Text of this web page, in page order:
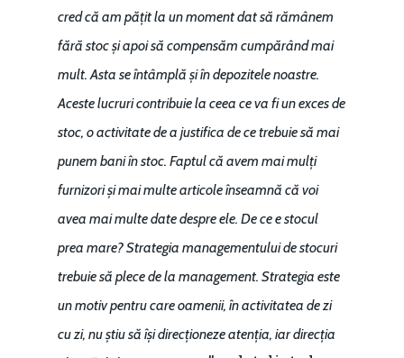
cred că am pățit la un moment dat să rămânem
fără stoc și apoi să compensăm cumpărând mai
mult. Asta se întâmplă și în depozitele noastre.
Aceste lucruri contribuie la ceea ce va fi un exces de
stoc, o activitate de a justifica de ce trebuie să mai
punem bani în stoc. Faptul că avem mai mulți
furnizori și mai multe articole înseamnă că voi
avea mai multe date despre ele. De ce e stocul
prea mare? Strategia managementului de stocuri
trebuie să plece de la management. Strategia este
un motiv pentru care oamenii, în activitatea de zi
cu zi, nu știu să își direcționeze atenția, iar direcția